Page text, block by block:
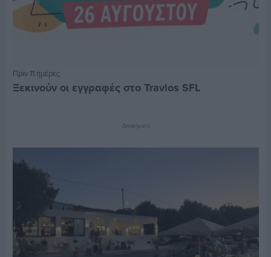
Πριν 11 ημέρες
Ξεκινούν οι εγγραφές στο Travlos SFL
Διαφήμιση